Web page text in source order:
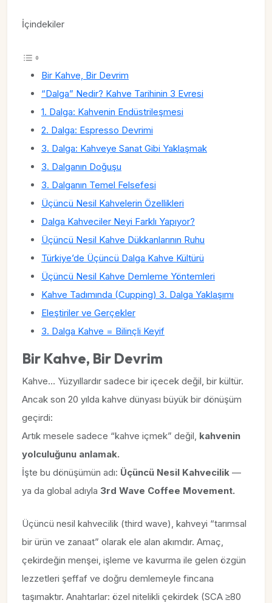
İçindekiler
Bir Kahve, Bir Devrim
“Dalga” Nedir? Kahve Tarihinin 3 Evresi
1. Dalga: Kahvenin Endüstrileşmesi
2. Dalga: Espresso Devrimi
3. Dalga: Kahveye Sanat Gibi Yaklaşmak
3. Dalganın Doğuşu
3. Dalganın Temel Felsefesi
Üçüncü Nesil Kahvelerin Özellikleri
Dalga Kahveciler Neyi Farklı Yapıyor?
Üçüncü Nesil Kahve Dükkanlarının Ruhu
Türkiye’de Üçüncü Dalga Kahve Kültürü
Üçüncü Nesil Kahve Demleme Yöntemleri
Kahve Tadımında (Cupping) 3. Dalga Yaklaşımı
Eleştiriler ve Gerçekler
3. Dalga Kahve = Bilinçli Keyif
Bir Kahve, Bir Devrim
Kahve… Yüzyıllardır sadece bir içecek değil, bir kültür.
Ancak son 20 yılda kahve dünyası büyük bir dönüşüm
geçirdi:
Artık mesele sadece “kahve içmek” değil, kahvenin
yolculuğunu anlamak.
İşte bu dönüşümün adı: Üçüncü Nesil Kahvecilik —
ya da global adıyla 3rd Wave Coffee Movement.
Üçüncü nesil kahvecilik (third wave), kahveyi “tarımsal
bir ürün ve zanaat” olarak ele alan akımdır. Amaç,
çekirdeğin menşei, işleme ve kavurma ile gelen özgün
lezzetleri şeffaf ve doğru demlemeyle fincana
taşımaktır. Anahtarlar: özel nitelikli çekirdek (SCA ≥80